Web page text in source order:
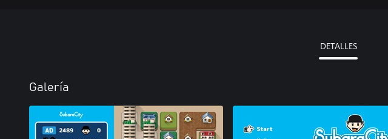
DETALLES
Galería